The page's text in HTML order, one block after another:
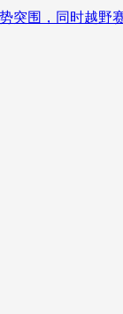
突围，同时越野